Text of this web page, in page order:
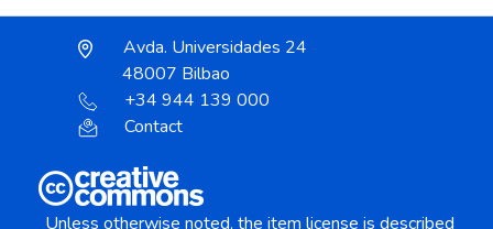
Avda. Universidades 24
48007 Bilbao
+34 944 139 000
Contact
Unless otherwise noted, the item license is described